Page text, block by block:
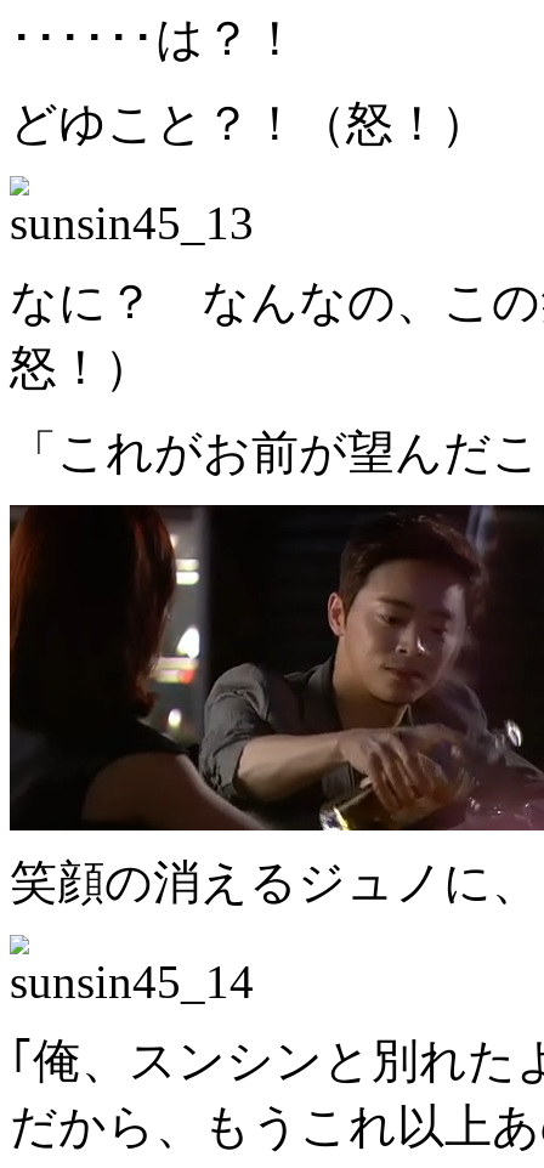
･･････は？！
どゆこと？！（怒！）
なに？ なんなの、こ
怒！）
「これがお前が望んだ
笑顔の消えるジュノに
｢俺、スンシンと別れ
だから、もうこれ以上